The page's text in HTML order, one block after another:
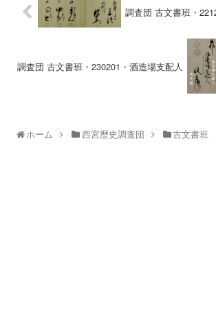
調査団 古文書班・
調査団 古文書班・230201・酒造場支配人
ホーム 西宮歴史調査団 古文書班